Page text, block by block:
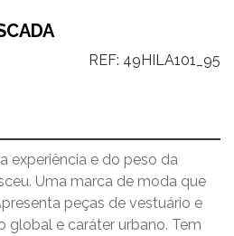
REF: 49HILA101_95
experiência e do peso da
Uma marca de moda que
peças de vestuário e
global e caráter urbano. Tem